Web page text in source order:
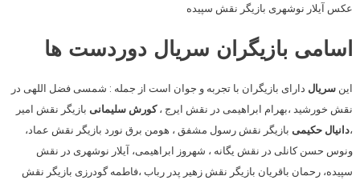
عکس آیلار نوشهری بازیگر نقش سپیده
اسامی بازیگران سریال دوردست ها
این سریال دارای بازیگران با تجربه و جوان است از جمله : شمسی فضل اللهی در
نقش خورشید ،بهرام ابراهیمی در نقش ایرج ،کورش سلیمانی بازیگر نقش امیر
،دانیال حکیمی بازیگر نقش رسول مشفق ، هومن برق نورد بازیگر نقش عماد،
ونوس حسن کانلی در نقش یگانه ، شهروز ابراهیمی، آیلار نوشهری در نقش
سپیده، رحمان باقریان بازیگر نقش زهیر پدر رباب ،فاطمه گودرزی بازیگر نقش